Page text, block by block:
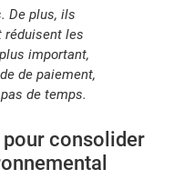
De plus, ils
réduisent les
important,
de paiement,
de temps.
consolider